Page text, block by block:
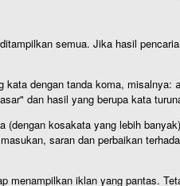
semua. Jika hasil
kata dengan tanda koma, misalnya:
dan hasil yang berupa kata
kosakata yang lebih
saran dan perbaikan
menampilkan iklan yang pantas.